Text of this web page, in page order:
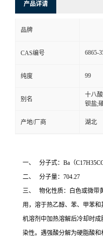
产品详请
品牌
CAS编号 6865-
纯度 99
别名
十八
钡盐;
产地/厂商 湖北
一、 分子式：Ba（
二、 分子量：704.27
三、 物化性质：白色或微带
用，溶于热乙醇、苯、甲苯
机溶剂中加热溶解后冷却时
染性。遇强酸分解为硬脂酸和